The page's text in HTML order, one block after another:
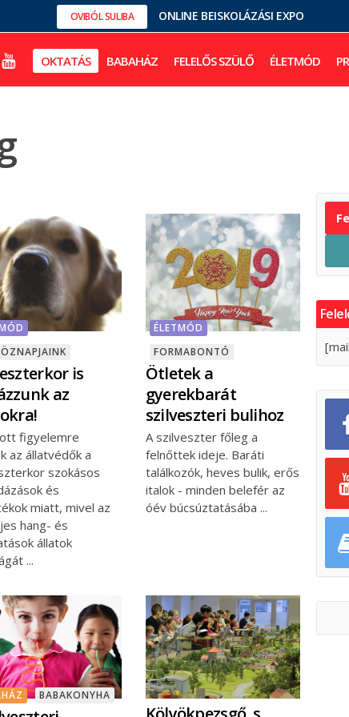
OVIBÓL SULIBA ONLINE BEISKOLÁZÁSI EXPO
OKTATÁS BABAHÁZ FELELŐS SZÜLŐ ÉLETMÓD
is
az
figyelemre
az állatvédők a
szokásos
és
miatt, mivel az
hang- és
állatok
ÉLETMÓD
FORMABONTÓ
Ötletek a
gyerekbarát
szilveszteri bulihoz
A szilveszter főleg a
felnőttek ideje. Baráti
találkozók, heves bulik, erős
italok - minden belefér az
óév búcsúztatásába
BABAKONYHA